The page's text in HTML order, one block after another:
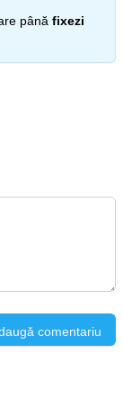
până fixezi
comentariu